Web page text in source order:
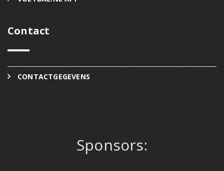
Contact
CONTACTGEGEVENS
Sponsors: